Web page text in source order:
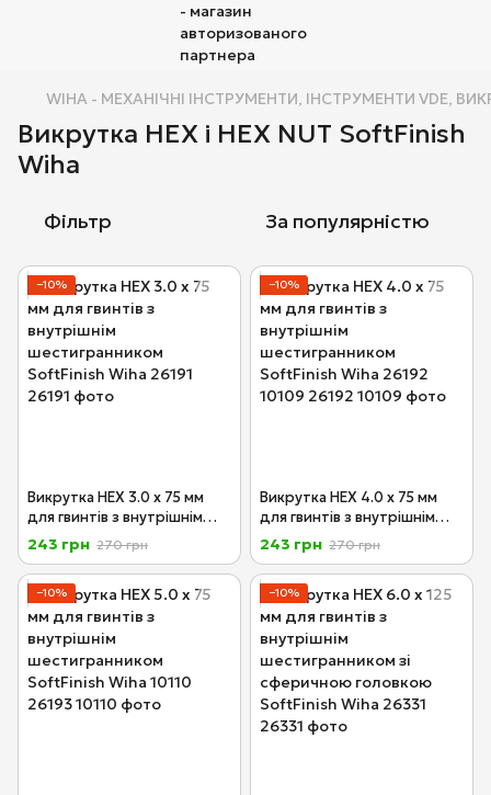
WIHA - МЕХАНІЧНІ ІНСТРУМЕНТИ, ІНСТРУМЕНТИ VDE,
Викрутка HEX і HEX NUT SoftFinish
Wiha
Фільтр За популярністю
−10%
Викрутка HEX 3.0 х 75 мм
для гвинтів з внутрішнім
шестигранником SoftFinish
Wiha 26191
243 грн 270 грн
−10%
Викрутка HEX 4.0 х 75 мм
для гвинтів з внутрішнім
шестигранником SoftFinish
Wiha 26192 10109
243 грн 270 грн
−10% −10%